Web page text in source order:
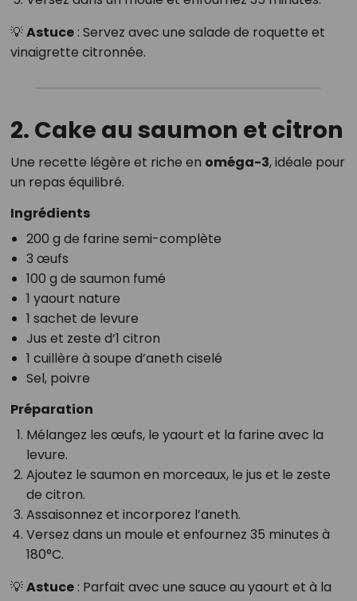
💡Astuce: Servez avec une salade de roquette et
vinaigrette citronnée.
2. Cake au saumon et citron
Une recette légère et riche en oméga-3, idéale pour
un repas équilibré.
Ingrédients
200 g de farine semi-complète
3 œufs
100 g de saumon fumé
1 yaourt nature
1 sachet de levure
Jus et zeste d’1 citron
1 cuillère à soupe d’aneth ciselé
Sel, poivre
Préparation
Mélangez les œufs, le yaourt et la farine avec la
levure.
Ajoutez le saumon en morceaux, le jus et le zeste
de citron.
Assaisonnez et incorporez l’aneth.
Versez dans un moule et enfournez 35 minutes à
180°C.
💡Astuce: Parfait avec une sauce au yaourt et à la